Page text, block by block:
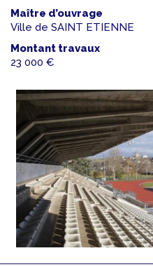
Maître d’ouvrage
Ville de SAINT ETIENNE
Montant travaux
23 000 €